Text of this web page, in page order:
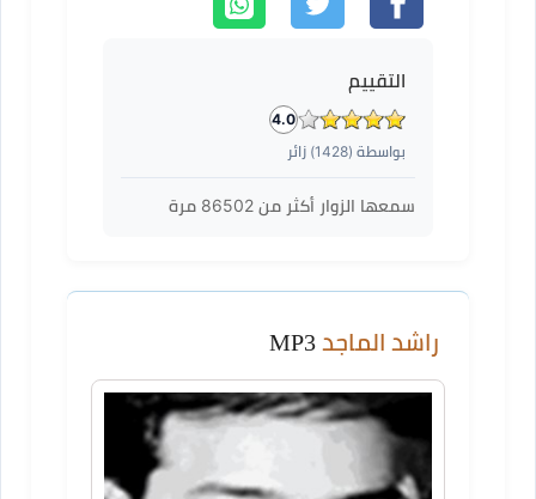
التقييم
4.0
بواسطة (1428) زائر
سمعها الزوار أكثر من 86502 مرة
راشد الماجد